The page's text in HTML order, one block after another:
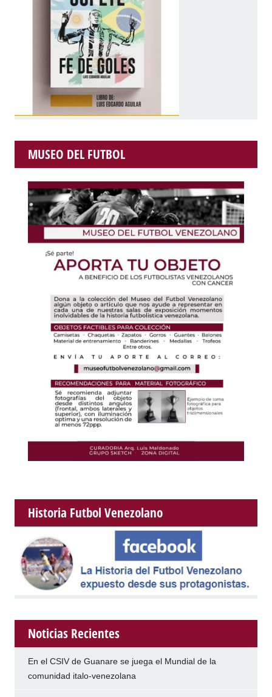
MUSEO DEL FUTBOL
Historia Futbol Venezolano
Noticias Recientes
En el CSIV de Guanare se juega el Mundial de la
comunidad italo-venezolana